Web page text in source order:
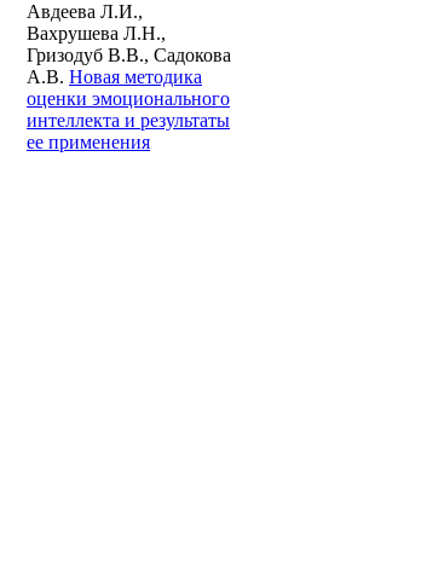
Авдеева Л.И.,
Вахрушева Л.Н.,
Гризодуб В.В., Садокова
А.В. Новая методика
оценки эмоционального
интеллекта и результаты
ее применения